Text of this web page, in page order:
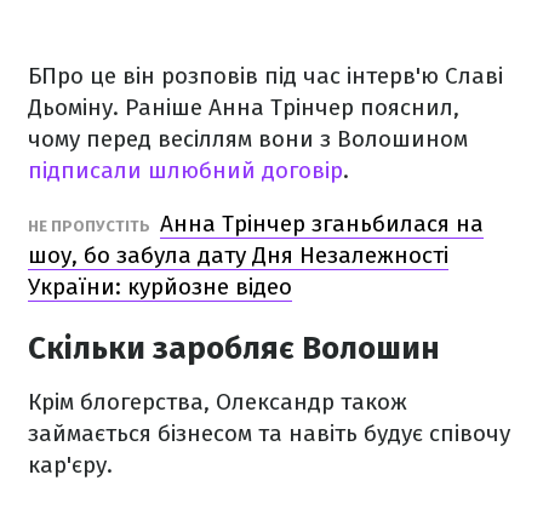
БПро це він розповів під час інтерв'ю Славі
Дьоміну. Раніше Анна Трінчер пояснил,
чому перед весіллям вони з Волошином
підписали шлюбний договір.
НЕ ПРОПУСТІТЬ Анна Трінчер зганьбилася на
шоу, бо забула дату Дня Незалежності
України: курйозне відео
Скільки заробляє Волошин
Крім блогерства, Олександр також
займається бізнесом та навіть будує співочу
кар'єру.